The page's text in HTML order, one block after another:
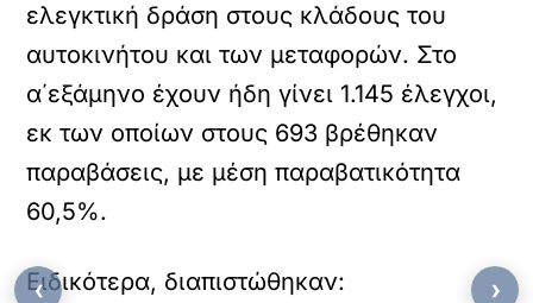
ελεγκτική δράση στους κλάδους του
αυτοκινήτου και των μεταφορών. Στο
α΄εξάμηνο έχουν ήδη γίνει 1.145 έλεγχοι,
εκ των οποίων στους 693 βρέθηκαν
παραβάσεις, με μέση παραβατικότητα
60,5%.
Ειδικότερα, διαπιστώθηκαν:
‹ ›